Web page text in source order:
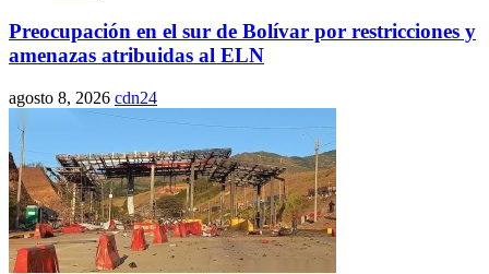
Preocupación en el sur de Bolívar por restricciones y
amenazas atribuidas al ELN
agosto 8, 2026 cdn24